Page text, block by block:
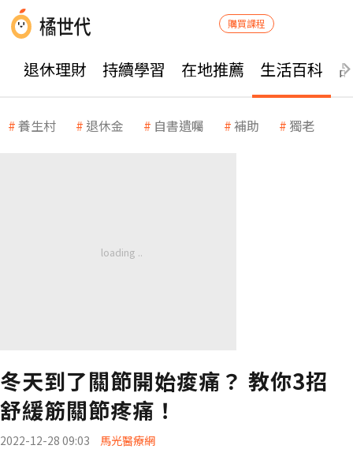
購買課程
退休理財 持續學習 在地推薦 生活百科
養生村 退休金 自書遺囑 補助 獨老
冬天到了關節開始痠痛？ 教你3招
舒緩筋關節疼痛！
2022-12-28 09:03 馬光醫療網